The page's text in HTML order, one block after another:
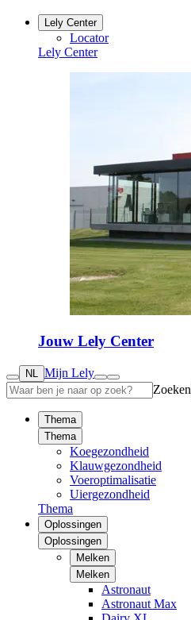
Lely Center
Locator
Lely Center
Jouw Lely Center
NL Mijn Lely
Zoeken
Thema
Thema
Koegezondheid
Klauwgezondheid
Voeroptimalisatie
Uiergezondheid
Thema
Oplossingen
Oplossingen
Melken
Melken
Astronaut
Astronaut Max